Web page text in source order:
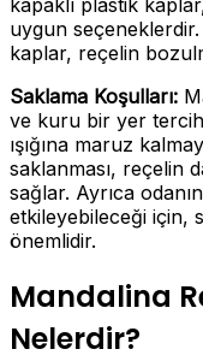
uygun
kaplar, reçelin
Saklama Koşulları:
ve kuru bir yer
ışığına maruz
saklanması, reçelin
sağlar. Ayrıca
etkileyebileceği için,
önemlidir.
Mandalina
Nelerdir?